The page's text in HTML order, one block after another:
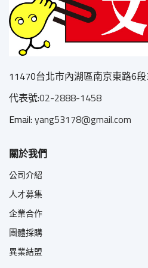
11470台北市內湖區南京東路6
代表號:02-2888-1458
Email:yang53178@gmail.com
關於我們
公司介紹
人才募集
企業合作
團體採購
異業結盟